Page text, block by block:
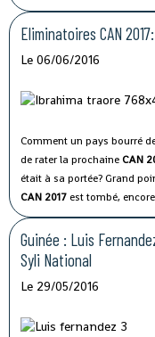
avait quitté à la veille de la
Eliminatoires CAN
Le 06/06/2016
Comment un pays bourré
de rater la prochaineCAN
était à sa portée? Grand
CAN 2017 est tombé,
fois lors de ces
adversaire du jour qu’ils
journée, puisque ce sont
cas d’égalité de points.
Guinée : Luis
Syli National
Le 29/05/2016